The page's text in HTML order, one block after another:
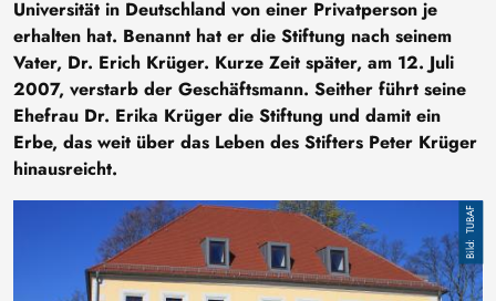
Universität in Deutschland von einer Privatperson je
erhalten hat. Benannt hat er die Stiftung nach seinem
Vater, Dr. Erich Krüger. Kurze Zeit später, am 12. Juli
2007, verstarb der Geschäftsmann. Seither führt seine
Ehefrau Dr. Erika Krüger die Stiftung und damit ein
Erbe, das weit über das Leben des Stifters Peter Krüger
hinausreicht.
TUBAF